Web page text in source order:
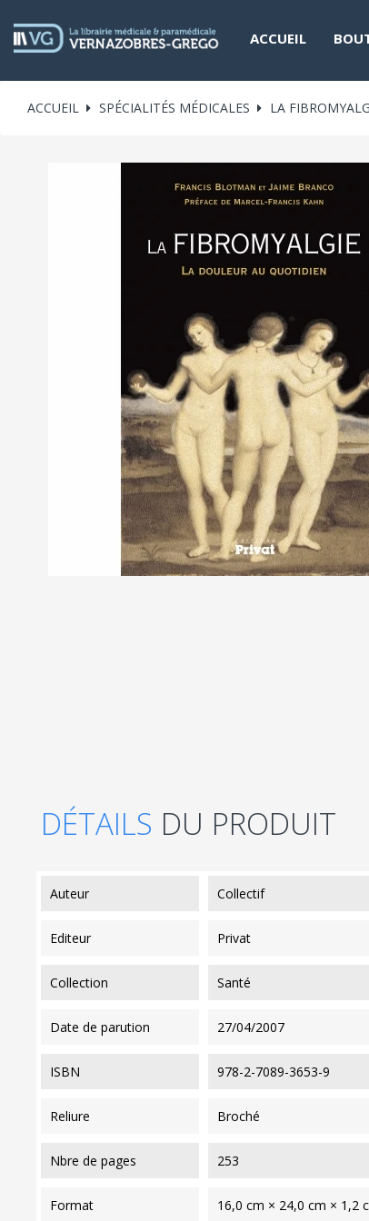
ACCUEIL
ACCUEIL SPÉCIALITÉS MÉDICALES LA
DÉTAILS DU PRODUIT
auteur Collectif
editeur Privat
collection Santé
date de parution 27/04/2007
ISBN 978-2-7089-3653-9
reliure Broché
nbre de pages 253
format 16,0 cm × 24,0 cm × 1,2